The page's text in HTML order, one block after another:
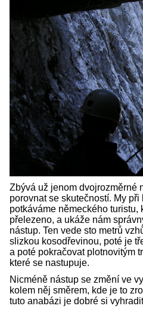
Zbývá už jenom dvojrozměrné
porovnat se skutečností. My
potkáváme německého turistu,
přelezeno, a ukáže nám
nástup. Ten vede sto metrů
slizkou kosodřevinou, poté je
a poté pokračovat plotnovitým
které se nastupuje.
Nicméně nástup se změní ve
kolem něj směrem, kde je to
tuto anabázi je dobré si